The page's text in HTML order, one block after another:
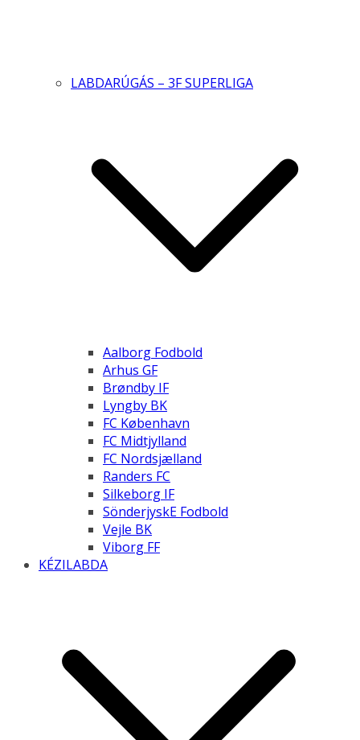
LABDARÚGÁS – 3F SUPERLIGA
Aalborg Fodbold
Arhus GF
Brøndby IF
Lyngby BK
FC København
FC Midtjylland
FC Nordsjælland
Randers FC
Silkeborg IF
SönderjyskE Fodbold
Vejle BK
Viborg FF
KÉZILABDA